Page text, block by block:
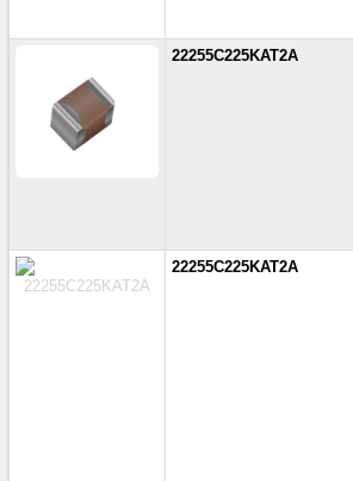
22255C225KAT2A
22255C225KAT2A